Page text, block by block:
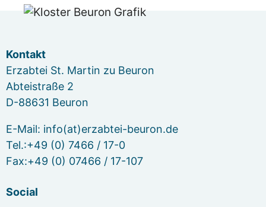
Kontakt
Erzabtei St. Martin zu Beuron
Abteistraße 2
D-88631 Beuron
E-Mail: info(at)erzabtei-beuron.de
Tel.:+49 (0) 7466 / 17-0
Fax:+49 (0) 07466 / 17-107
Social